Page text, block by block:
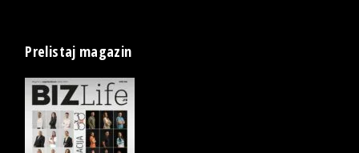
Prelistaj magazin